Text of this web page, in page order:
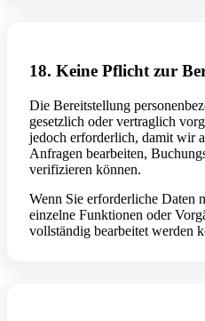
18. Keine Pflicht zur
Die Bereitstellung
gesetzlich oder vertraglich
jedoch erforderlich, damit wir
Anfragen bearbeiten,
verifizieren können.
Wenn Sie erforderliche Daten
einzelne Funktionen oder
vollständig bearbeitet werden